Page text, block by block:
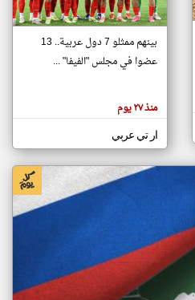
تغيير الدولة
اخبار جزر القمر على مدار الساعة
أهم اخبار جزر القمر العاجلة والمباشرة
بينهم ممثلو 7 دول عربية.. 13
عضوا في مجلس "الفيفا" ...
منذ ٢٧ يوم
ار تي عربي
klyoum.com